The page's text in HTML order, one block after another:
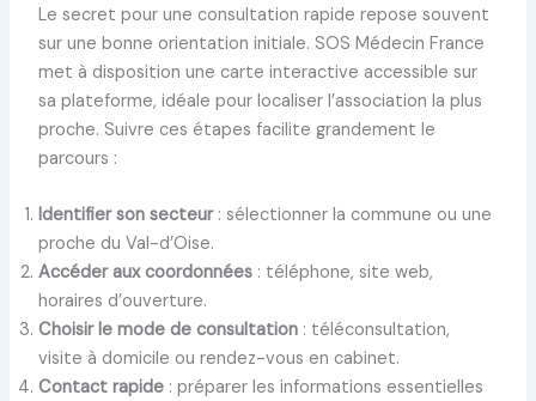
Le secret pour une consultation rapide repose souvent
sur une bonne orientation initiale. SOS Médecin France
met à disposition une carte interactive accessible sur
sa plateforme, idéale pour localiser l’association la plus
proche. Suivre ces étapes facilite grandement le
parcours :
Identifier son secteur: sélectionner la commune ou une
proche du Val-d’Oise.
Accéder aux coordonnées: téléphone, site web,
horaires d’ouverture.
Choisir le mode de consultation: téléconsultation,
visite à domicile ou rendez-vous en cabinet.
Contact rapide: préparer les informations essentielles